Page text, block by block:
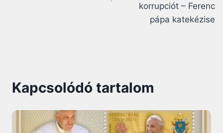
korrupciót – Ferenc
pápa katekézise
Kapcsolódó tartalom